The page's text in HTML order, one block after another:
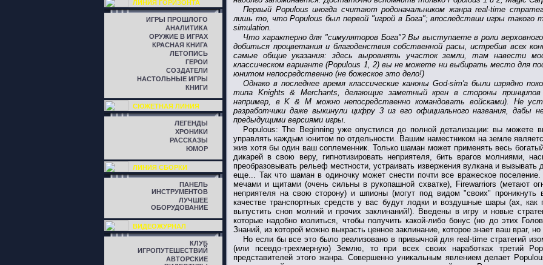
ЛИНИЯ ГОРИЗОНТА
ИГРЫ ПРОШЛОГО
АНАЛИТИКА
ОРУЖИЕ В ИГРАХ
КРАСНАЯ КНИГА
ЛЕТОПИСЬ
ГЕРОИ
СОЗДАТЕЛИ
НАСТОЛЬНЫЕ ИГРЫ
КНИГИ
СЮЖЕТНАЯ ЛИНИЯ
ЛЕГЕНДЫ
ХРОНИКИ
РАССКАЗЫ
ЮМОР
ЛИНИЯ СБОРКИ
ПАНЕЛЬ
ИНСТРУМЕНТОВ
ЛУЧШЕЕ
ОБОРУДОВАНИЕ
ВИДЕОЖУРНАЛ
КЛУБ
ИГРОПУТЕШЕСТВИЙ
АВТОРСКИЕ
Первый Populous иногда считают родоначальником жанра real-time
лишь то, что Populous был первой "игрой в Бога"; впоследствии игры такого
simulation.
Что характерно для "симуляторов Бога"? Вы выступаете в роли
добиться процветания и благоденствия собственной расы, истребив всех
самые общие указания: здесь выровнять участок земли, там навести
классическом варианте (Populous 1, 2) вы не можете ни выбирать место для
юнитом непосредственно (не божеское это дело!)
Однако в последнее время классические каноны God-sim'а были изрядно
типа Knights & Merchants, делающие заметный крен в стороны
например, в K & M можно непосредственно командовать войсками). Не
разработчики даже выкинули цифру 3 из его официального названия, дабы
предыдущими версиями игры.
Populous: The Beginning уже опустился до полной детализации: вы можете
управлять каждым юнитом по отдельности. Вашим наместником на земле
жив хотя бы один ваш соплеменник. Только шаман может применять весь
дикарей в свою веру, гипнотизировать неприятеля, бить врагов молниями,
преобразовывать рельеф местности, устраивать извержения вулкана и
еще... Так что шаман в одиночку может снести почти все вражеское
мечами и щитами (очень сильны в рукопашной схватке), Firewarriors (метают
неприятеля на свою сторону) и шпионы (могут под видом "своих"
качестве транспортных средств у вас будут лодки и воздушные шары (ах, как
выпустить сноп молний и прочих заклинаний!). Введены в игру и новые
которые надобно молиться, чтобы получить какой-либо бонус (но до этих
Знаний, из которой можно выкрасть ценное заклинание, которое знает ваш враг,
Но если бы все это было реализовано в привычной для real-time стратегий
(или псевдо-трехмерную) Землю, то при всех своих наработках третий
представителей этого жанра. Совершенно уникальным явлением делает